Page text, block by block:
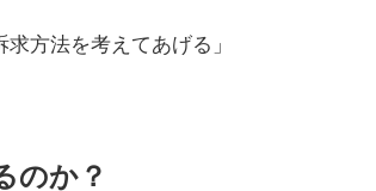
方法を考えてあげる」
のか？